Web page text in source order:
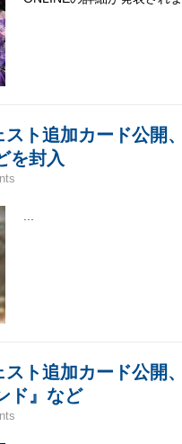
ト追加カード公開
を封入
ト追加カード公開
ド』など